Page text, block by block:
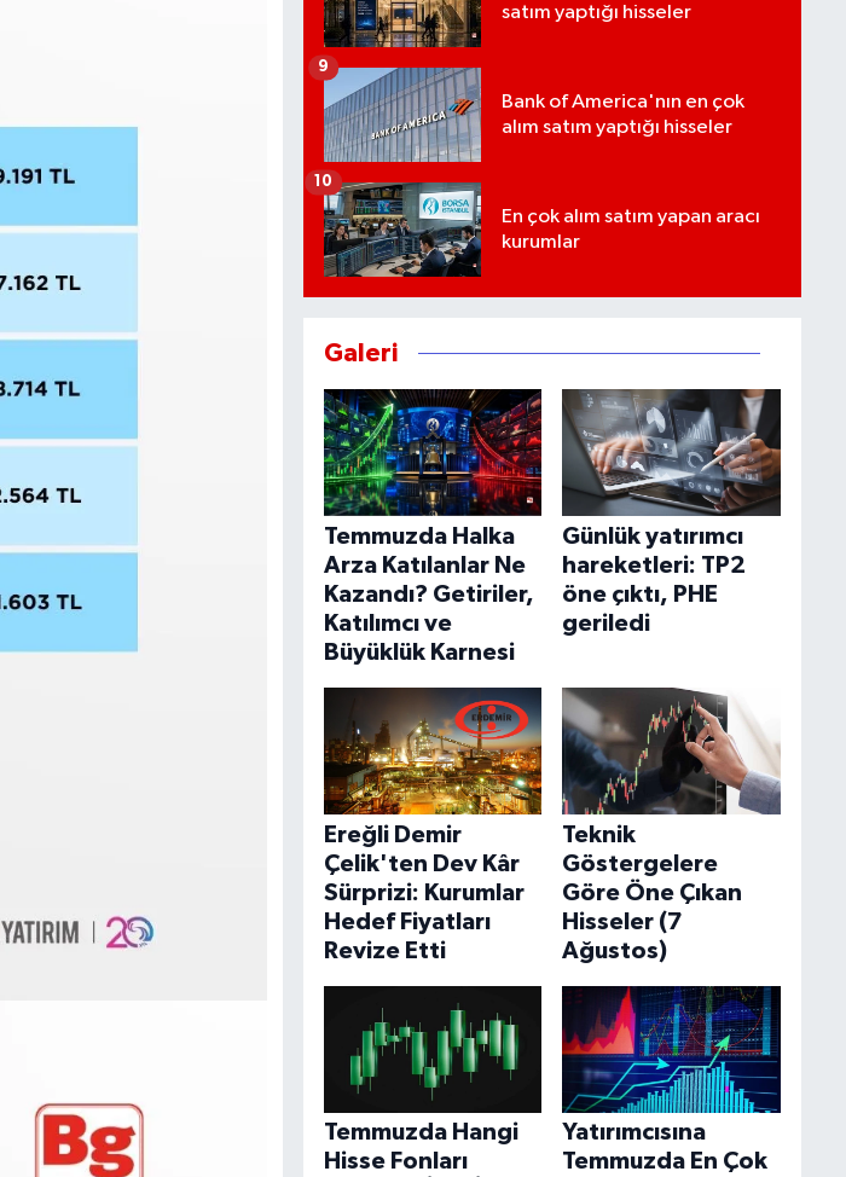
satım yaptığı hisseler
Bank of America'nın en çok
alım satım yaptığı hisseler
9
En çok alım satım yapan aracı
kurumlar
10
Galeri
Temmuzda Halka
Arza Katılanlar Ne
Kazandı? Getiriler,
Katılımcı ve
Büyüklük Karnesi
Günlük yatırımcı
hareketleri: TP2
öne çıktı, PHE
geriledi
Ereğli Demir
Çelik'ten Dev Kâr
Sürprizi: Kurumlar
Hedef Fiyatları
Revize Etti
Teknik
Göstergelere
Göre Öne Çıkan
Hisseler (7
Ağustos)
Temmuzda Hangi
Hisse Fonları
Yatırımcısına
Temmuzda En Çok